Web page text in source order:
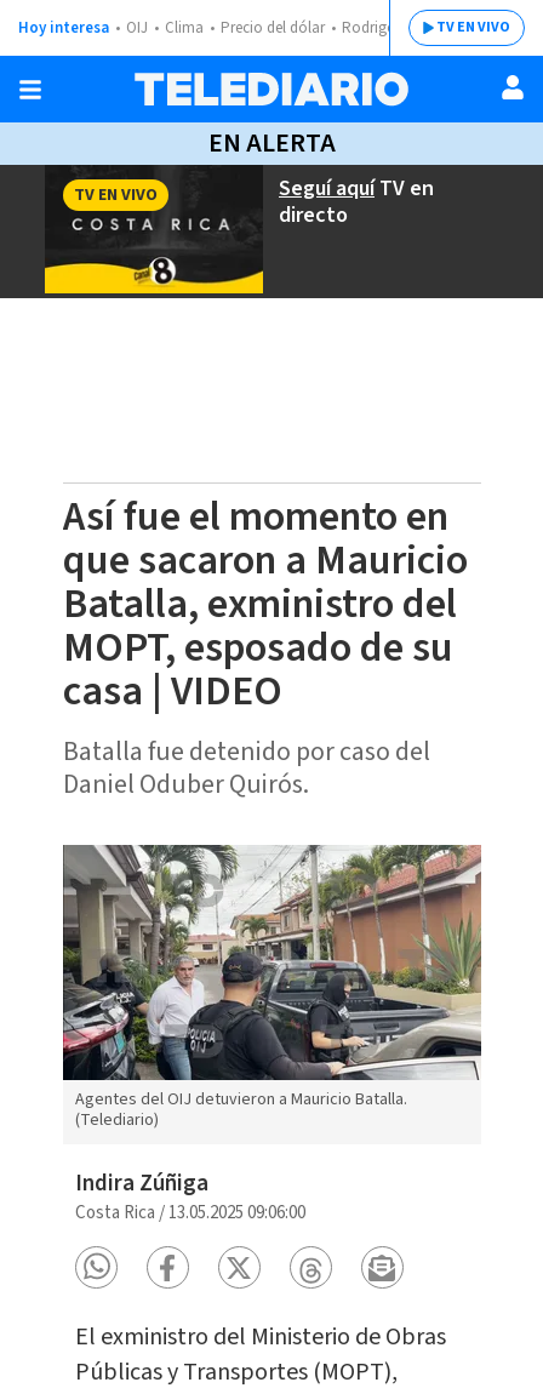
Hoy interesa OIJ Clima Precio del dólar Rodrigo ChavesTV EN VIVO
EN ALERTA
Seguí aquíTV en
directo
TV EN VIVO
Así fue el momento en
que sacaron a Mauricio
Batalla, exministro del
MOPT, esposado de su
casa | VIDEO
Batalla fue detenido por caso del
Daniel Oduber Quirós.
Agentes del OIJ detuvieron a Mauricio Batalla.
(Telediario)
Indira Zúñiga
Costa Rica /13.05.2025 09:06:00
El exministro del Ministerio de Obras
Públicas y Transportes (MOPT),